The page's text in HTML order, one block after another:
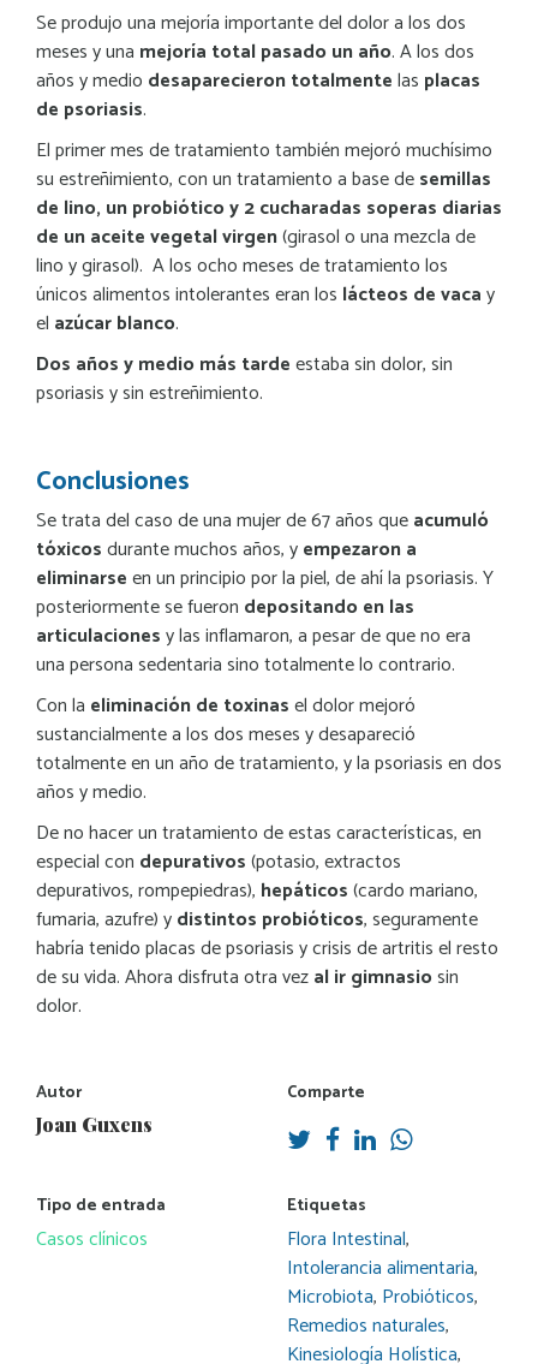
Autor
Joan Guxens
Comparte
Tipo de entrada
Casos clínicos
Etiquetas
Flora Intestinal,
Intolerancia alimentaria,
Microbiota, Probióticos,
Remedios naturales,
Kinesiología Holística,
Se produjo una mejoría importante del dolor a los dos
meses y una mejoría total pasado un año. A los dos
años y medio desaparecieron totalmentelas placas
de psoriasis.
El primer mes de tratamiento también mejoró muchísimo
su estreñimiento, con un tratamiento a base desemillas
de lino, un probiótico y 2cucharadas soperas diarias
de un aceite vegetal virgen(girasol o una mezcla de
lino y girasol). A los ocho meses de tratamiento los
únicos alimentos intolerantes eran los lácteos de vacay
el azúcar blanco.
Dos años y medio más tardeestaba sin dolor, sin
psoriasis y sin estreñimiento.
Conclusiones
Se trata del caso de una mujer de 67 años queacumuló
tóxicosdurante muchos años, yempezaron a
eliminarseen un principio por la piel, de ahí la psoriasis. Y
posteriormente se fueron depositando en las
articulacionesy las inflamaron, a pesar de que no era
una persona sedentaria sino totalmente lo contrario.
Con la eliminación de toxinasel dolor mejoró
sustancialmente a los dos meses y desapareció
totalmente en un año de tratamiento, y la psoriasis en dos
años y medio.
De no hacer un tratamiento de estas características, en
especial con depurativos(potasio, extractos
depurativos, rompepiedras), hepáticos(cardo mariano,
fumaria, azufre) ydistintos probióticos, seguramente
habría tenido placas de psoriasis y crisis de artritis el resto
de su vida. Ahora disfruta otra vezal ir gimnasiosin
dolor.